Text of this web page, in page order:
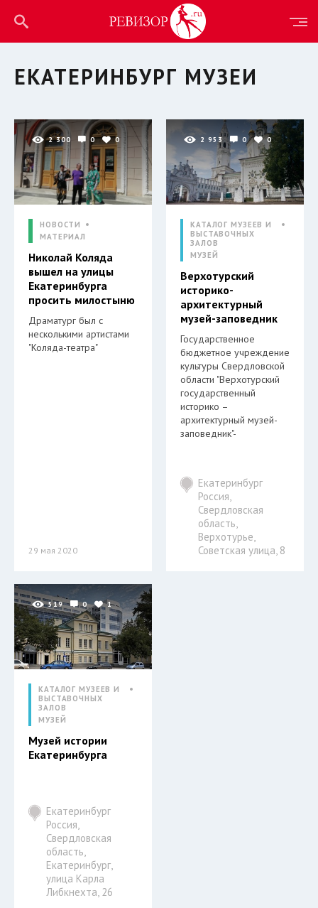
ЕКАТЕРИНБУРГ МУЗЕИ
2 300 0 0
НОВОСТИ
МАТЕРИАЛ
Николай Коляда
вышел на улицы
Екатеринбурга
просить милостыню
Драматург был с
несколькими артистами
"Коляда-театра"
29 мая 2020
2 953 0 0
КАТАЛОГ МУЗЕЕВ И
ВЫСТАВОЧНЫХ
ЗАЛОВ
МУЗЕЙ
Верхотурский
историко-
архитектурный
музей-заповедник
Государственное
бюджетное учреждение
культуры Свердловской
области "Верхотурский
государственный
историко –
архитектурный музей-
заповедник"-
Екатеринбург
Россия,
Свердловская
область,
Верхотурье,
Советская улица, 8
519 0 1
КАТАЛОГ МУЗЕЕВ И
ВЫСТАВОЧНЫХ
ЗАЛОВ
МУЗЕЙ
Музей истории
Екатеринбурга
Екатеринбург
Россия,
Свердловская
область,
Екатеринбург,
улица Карла
Либкнехта, 26